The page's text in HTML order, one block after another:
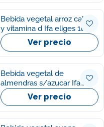
Bebida vegetal arroz calcio
y vitamina d Ifa eliges 1l
Ver precio
Bebida vegetal de
almendras s/azucar Ifa
eliges 1lVer precio